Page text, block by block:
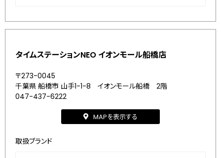
タイムステーションNEO イオンモール船橋店
〒273-0045
千葉県 船橋市 山手1-1-8 イオンモール船橋 2階
047-437-6222
MAPを表示する
取扱ブランド